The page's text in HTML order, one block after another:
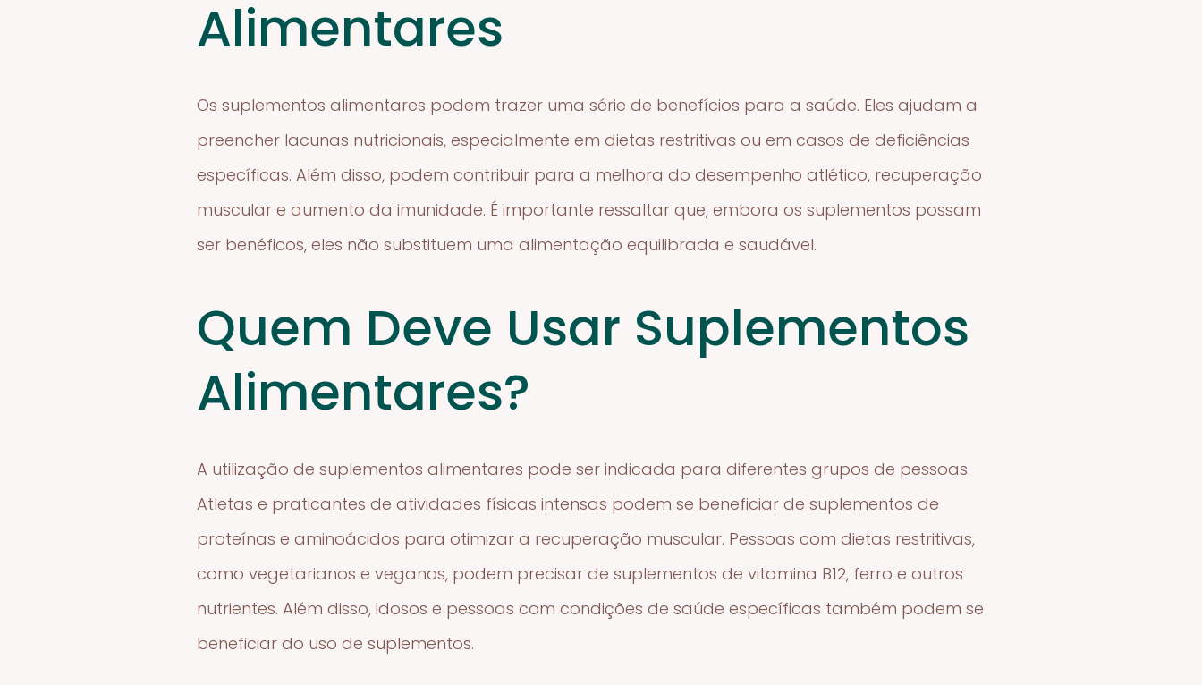
Alimentares
Os suplementos alimentares podem trazer uma série de benefícios para a saúde. Eles ajudam a
preencher lacunas nutricionais, especialmente em dietas restritivas ou em casos de deficiências
específicas. Além disso, podem contribuir para a melhora do desempenho atlético, recuperação
muscular e aumento da imunidade. É importante ressaltar que, embora os suplementos possam
ser benéficos, eles não substituem uma alimentação equilibrada e saudável.
Quem Deve Usar Suplementos
Alimentares?
A utilização de suplementos alimentares pode ser indicada para diferentes grupos de pessoas.
Atletas e praticantes de atividades físicas intensas podem se beneficiar de suplementos de
proteínas e aminoácidos para otimizar a recuperação muscular. Pessoas com dietas restritivas,
como vegetarianos e veganos, podem precisar de suplementos de vitamina B12, ferro e outros
nutrientes. Além disso, idosos e pessoas com condições de saúde específicas também podem se
beneficiar do uso de suplementos.